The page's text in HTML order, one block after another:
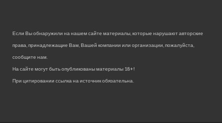
Если Вы обнаружили на нашем сайте материалы, которые нарушают авторские
права, принадлежащие Вам, Вашей компании или организации, пожалуйста,
сообщите нам.
На сайте могут быть опубликованы материалы 18+!
При цитировании ссылка на источник обязательна.